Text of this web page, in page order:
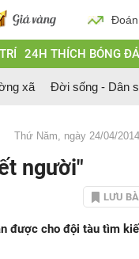
24H THÍCH BÓNG
xã Đời sống - Dân
Thứ Năm, ngày 24/04/
người"
LƯU
được cho đội tàu tìm